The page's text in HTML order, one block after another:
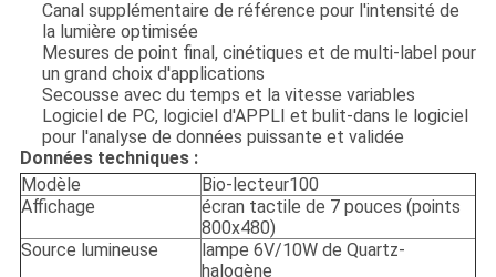
Canal supplémentaire de référence pour l'intensité de
la lumière optimisée
Mesures de point final, cinétiques et de multi-label pour
un grand choix d'applications
Secousse avec du temps et la vitesse variables
Logiciel de PC, logiciel d'APPLI et bulit-dans le logiciel
pour l'analyse de données puissante et validée
Données techniques :
Modèle
Bio-lecteur100
Affichage
écran tactile de 7 pouces (points
800x480)
Source lumineuse
lampe 6V/10W de Quartz-
halogène